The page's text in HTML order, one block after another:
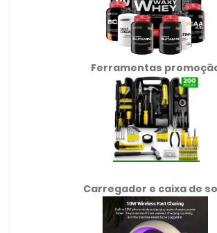
Ferramentas
Carregador e caixa de